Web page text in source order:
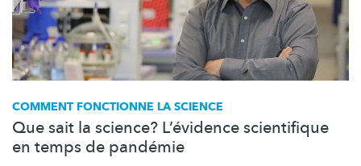
COMMENT FONCTIONNE LA SCIENCE
Que sait la science? L’évidence scientifique
en temps de pandémie